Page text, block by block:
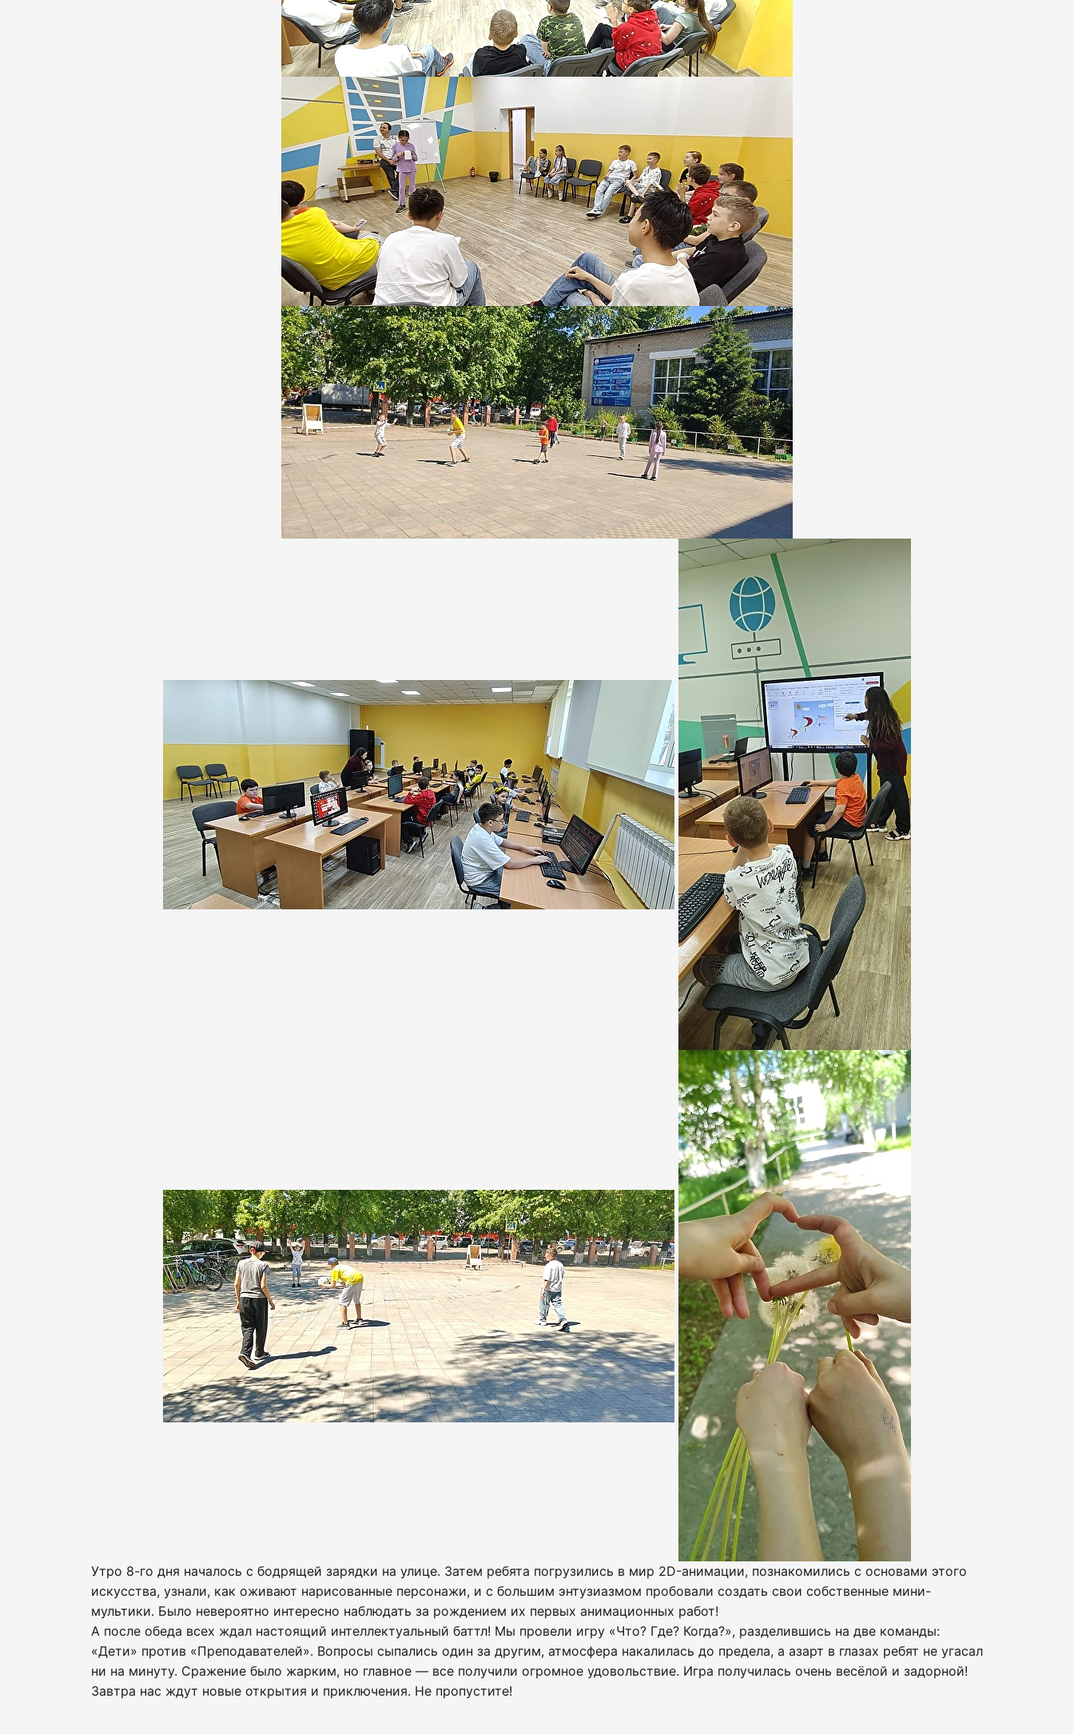
Утро 8-го дня началось с бодрящей зарядки на улице. Затем ребята погрузились в мир 2D-анимации, познакомились с основами этого
искусства, узнали, как оживают нарисованные персонажи, и с большим энтузиазмом пробовали создать свои собственные мини-
мультики. Было невероятно интересно наблюдать за рождением их первых анимационных работ!
А после обеда всех ждал настоящий интеллектуальный баттл! Мы провели игру «Что? Где? Когда?», разделившись на две команды:
«Дети» против «Преподавателей». Вопросы сыпались один за другим, атмосфера накалилась до предела, а азарт в глазах ребят не угасал
ни на минуту. Сражение было жарким, но главное — все получили огромное удовольствие. Игра получилась очень весёлой и задорной!
Завтра нас ждут новые открытия и приключения. Не пропустите!